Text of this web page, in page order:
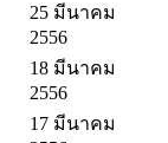
25 มีนาคม
2556
18 มีนาคม
2556
17 มีนาคม